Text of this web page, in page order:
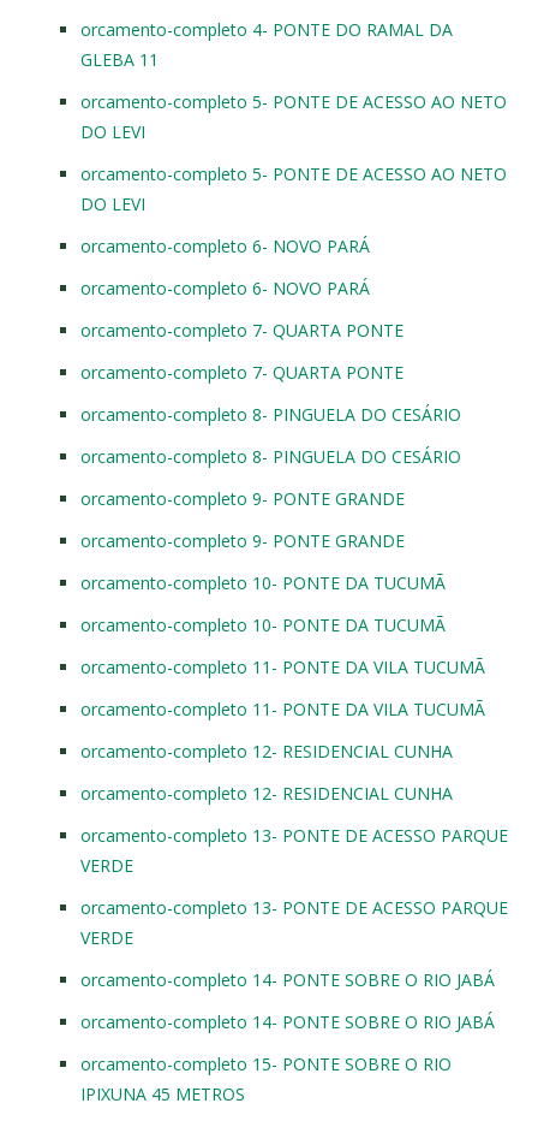
orcamento-completo 4- PONTE DO RAMAL DA
GLEBA 11
orcamento-completo 5- PONTE DE ACESSO AO NETO
DO LEVI
orcamento-completo 5- PONTE DE ACESSO AO NETO
DO LEVI
orcamento-completo 6- NOVO PARÁ
orcamento-completo 6- NOVO PARÁ
orcamento-completo 7- QUARTA PONTE
orcamento-completo 7- QUARTA PONTE
orcamento-completo 8- PINGUELA DO CESÁRIO
orcamento-completo 8- PINGUELA DO CESÁRIO
orcamento-completo 9- PONTE GRANDE
orcamento-completo 9- PONTE GRANDE
orcamento-completo 10- PONTE DA TUCUMÃ
orcamento-completo 10- PONTE DA TUCUMÃ
orcamento-completo 11- PONTE DA VILA TUCUMÃ
orcamento-completo 11- PONTE DA VILA TUCUMÃ
orcamento-completo 12- RESIDENCIAL CUNHA
orcamento-completo 12- RESIDENCIAL CUNHA
orcamento-completo 13- PONTE DE ACESSO PARQUE
VERDE
orcamento-completo 13- PONTE DE ACESSO PARQUE
VERDE
orcamento-completo 14- PONTE SOBRE O RIO JABÁ
orcamento-completo 14- PONTE SOBRE O RIO JABÁ
orcamento-completo 15- PONTE SOBRE O RIO
IPIXUNA 45 METROS